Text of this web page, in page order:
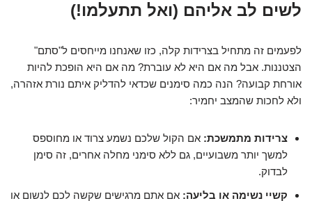
לשים לב אליהם (ואל תתעלמו!)
לפעמים זה מתחיל בצרידות קלה, כזו שאנחנו מייחסים ל"סתם"
הצטננות. אבל מה אם היא לא עוברת? מה אם היא הופכת להיות
אורחת קבועה? הנה כמה סימנים שכדאי להדליק איתם נורת אזהרה,
ולא לחכות שהמצב יחמיר:
צרידות מתמשכת: אם הקול שלכם נשמע צרוד או מחוספס
למשך יותר משבועיים, גם ללא סימני מחלה אחרים, זה סימן
לבדוק.
קשיי נשימה או בליעה: אם אתם מרגישים שקשה לכם לנשום או